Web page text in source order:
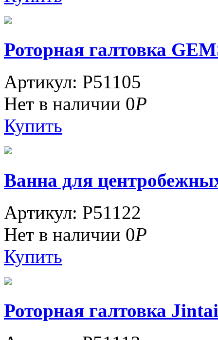
Роторная галтовка
Артикул: P51105
Нет в наличии 0Р
Купить
Ванна для
Артикул: P51122
Нет в наличии 0Р
Купить
Роторная галтовка